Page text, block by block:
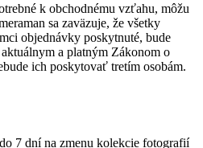
k obchodnému vzťahu, môžu
sa zaväzuje, že všetky
objednávky poskytnuté, bude
a platným Zákonom o
ich poskytovať tretím osobám.
7 dní na zmenu kolekcie fotografií